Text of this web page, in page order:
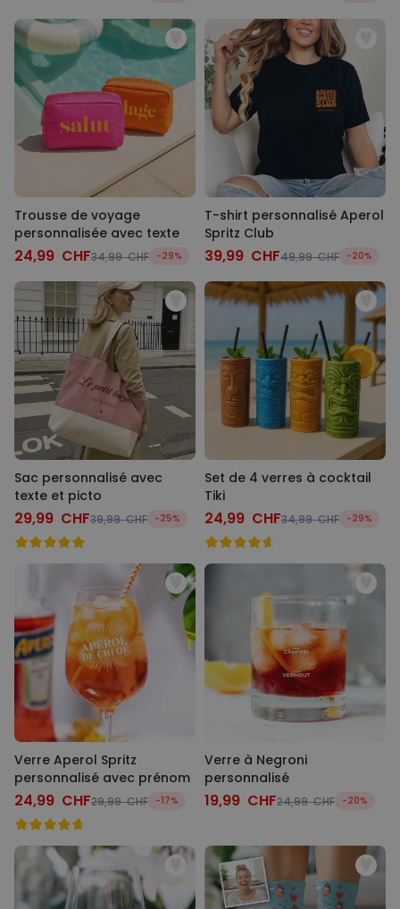
Trousse de voyage
personnalisée avec texte
24,99 CHF34,99 CHF -29%
T-shirt personnalisé Aperol
Spritz Club
39,99 CHF49,99 CHF -20%
Sac personnalisé avec
texte et picto
29,99 CHF39,99 CHF -25%
Set de 4 verres à cocktail
Tiki
24,99 CHF34,99 CHF -29%
Verre Aperol Spritz
personnalisé avec prénom
24,99 CHF29,99 CHF -17%
Verre à Negroni
personnalisé
19,99 CHF24,99 CHF -20%